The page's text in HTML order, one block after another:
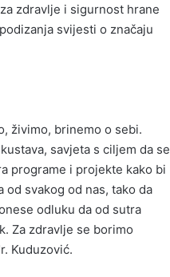
zdravlje i sigurnost hrane
svijesti o značaju
živimo, brinemo o sebi.
savjeta s ciljem da se
programe i projekte kako bi
svakog od nas, tako da
odluku da od sutra
Za zdravlje se borimo
Kuduzović.